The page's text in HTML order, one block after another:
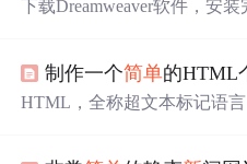
的个人网页，无疑是这趟旅
试。
下载Dreamweaver软件，安
况就不要调什么了，直接确
的页面完成了，然后在右上
制作一个简单的HTML
HTML，全称超文本标记语言